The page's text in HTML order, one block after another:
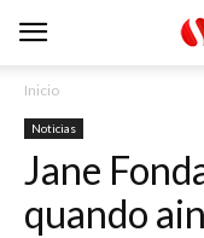
Inicio
Noticias
Jane
quando